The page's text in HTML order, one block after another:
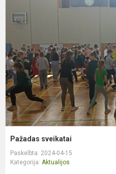
Pažadas sveikatai
Paskelbta: 2024-04-15
Kategorija: Aktualijos